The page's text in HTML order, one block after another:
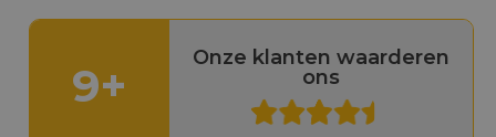
9+
Onze klanten waarderen
ons